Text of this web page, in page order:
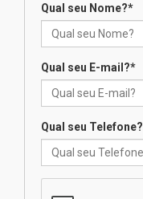
Qual seu Nome?*
Qual seu E-mail?*
Qual seu Telefone?